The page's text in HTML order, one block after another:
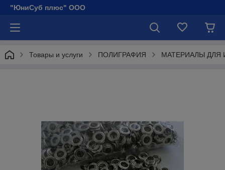
"ЮниСуб плюс" ООО
Товары и услуги ПОЛИГРАФИЯ МАТЕРИАЛЫ ДЛЯ